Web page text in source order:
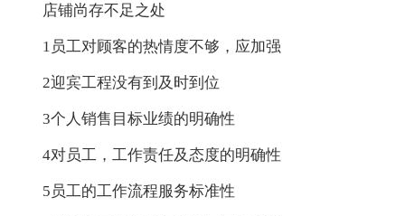
店铺尚存不足之处
1员工对顾客的热情度不够，应加强
2迎宾工程没有到及时到位
3个人销售目标业绩的明确性
4对员工，工作责任及态度的明确性
5员工的工作流程服务标准性